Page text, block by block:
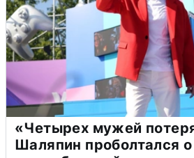
«Четырех мужей
Шаляпин проболтался о